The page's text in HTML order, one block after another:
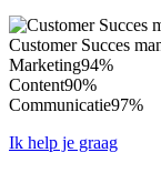
Customer Succes
Marketing94%
Content90%
Communicatie97%
Ik help je graag